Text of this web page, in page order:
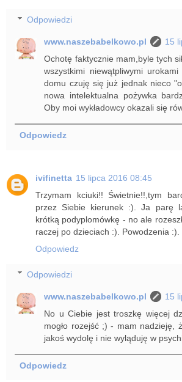
Odpowiedzi
www.naszebabelkowo.pl
15
Ochotę faktycznie mam,byle tych
wszystkimi niewątpliwymi
domu czuję się już jednak nieco
nowa intelektualna pożywka
Oby moi wykładowcy okazali się
Odpowiedz
ivifinetta 15 lipca 2016 08:45
Trzymam kciuki!! Świetnie!!,tym
przez Siebie kierunek :). Ja parę
krótką podyplomówkę - no ale
raczej po dzieciach :). Powodzenia :).
Odpowiedz
Odpowiedzi
www.naszebabelkowo.pl
15
No u Ciebie jest troszkę więcej
mogło rozejść ;) - mam nadzieję,
jakoś wydolę i nie wyląduję w
Odpowiedz